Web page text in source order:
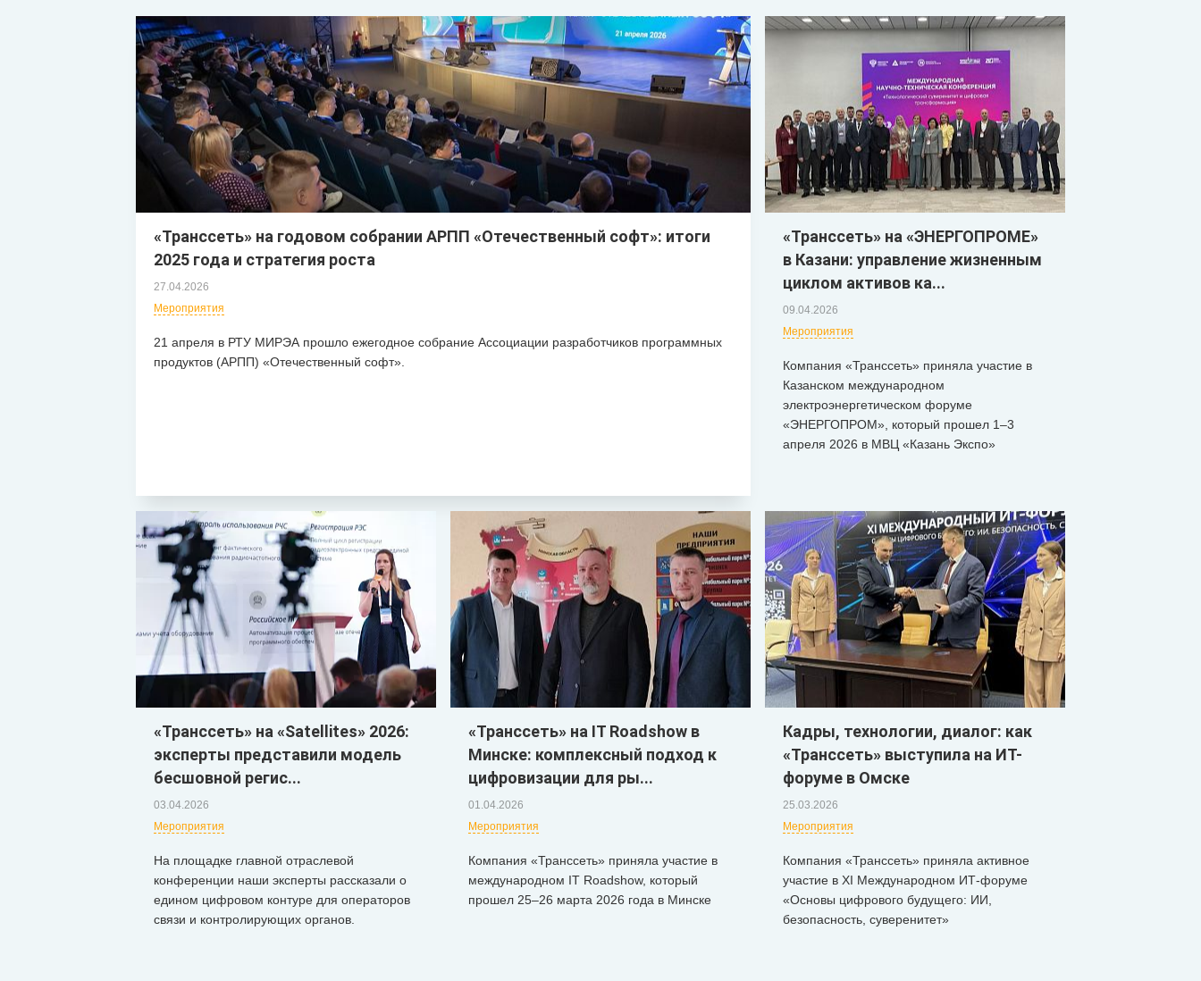
«Транссеть» на годовом собрании АРПП «Отечественный софт»: итоги
2025 года и стратегия роста
27.04.2026
Мероприятия
21 апреля в РТУ МИРЭА прошло ежегодное собрание Ассоциации разработчиков программных
продуктов (АРПП) «Отечественный софт».
«Транссеть» на «ЭНЕРГОПРОМЕ»
в Казани: управление жизненным
циклом активов ка...
09.04.2026
Мероприятия
Компания «Транссеть» приняла участие в
Казанском международном
электроэнергетическом форуме
«ЭНЕРГОПРОМ», который прошел 1–3
апреля 2026 в МВЦ «Казань Экспо»
«Транссеть» на «Satellites» 2026:
эксперты представили модель
бесшовной регис...
03.04.2026
Мероприятия
На площадке главной отраслевой
конференции наши эксперты рассказали о
едином цифровом контуре для операторов
связи и контролирующих органов.
«Транссеть» на IT Roadshow в
Минске: комплексный подход к
цифровизации для ры...
01.04.2026
Мероприятия
Компания «Транссеть» приняла участие в
международном IT Roadshow, который
прошел 25–26 марта 2026 года в Минске
Кадры, технологии, диалог: как
«Транссеть» выступила на ИТ-
форуме в Омске
25.03.2026
Мероприятия
Компания «Транссеть» приняла активное
участие в XI Международном ИТ-форуме
«Основы цифрового будущего: ИИ,
безопасность, суверенитет»